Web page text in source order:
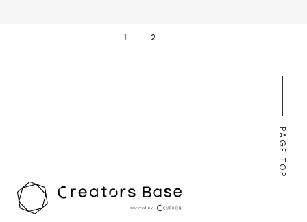
1 2
PAGE TOP